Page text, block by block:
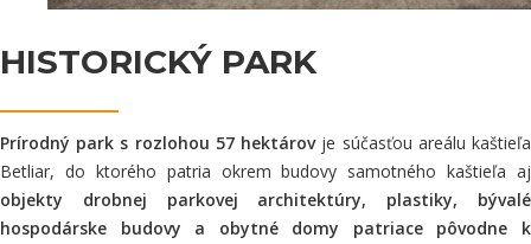
HISTORICKÝ PARK
Prírodný park s rozlohou 57 hektárovje súčasťou areálu kaštieľa
Betliar, do ktorého patria okrem budovy samotného kaštieľa aj
objekty drobnej parkovej architektúry, plastiky, bývalé
hospodárske budovy a obytné domy patriace pôvodne k